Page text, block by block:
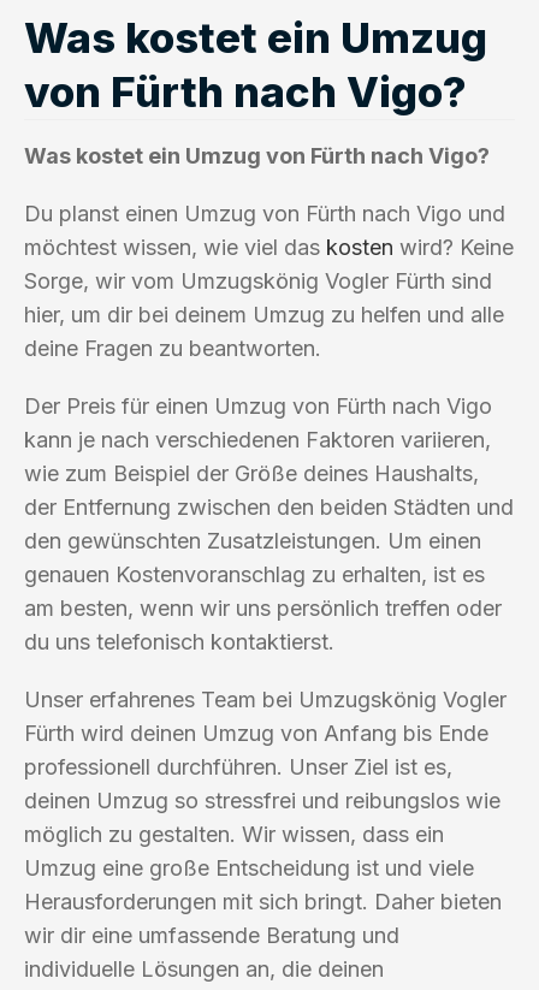
Was kostet ein Umzug
von Fürth nach Vigo?
Was kostet ein Umzug von Fürth nach Vigo?
Du planst einen Umzug von Fürth nach Vigo und
möchtest wissen, wie viel das kosten wird? Keine
Sorge, wir vom Umzugskönig Vogler Fürth sind
hier, um dir bei deinem Umzug zu helfen und alle
deine Fragen zu beantworten.
Der Preis für einen Umzug von Fürth nach Vigo
kann je nach verschiedenen Faktoren variieren,
wie zum Beispiel der Größe deines Haushalts,
der Entfernung zwischen den beiden Städten und
den gewünschten Zusatzleistungen. Um einen
genauen Kostenvoranschlag zu erhalten, ist es
am besten, wenn wir uns persönlich treffen oder
du uns telefonisch kontaktierst.
Unser erfahrenes Team bei Umzugskönig Vogler
Fürth wird deinen Umzug von Anfang bis Ende
professionell durchführen. Unser Ziel ist es,
deinen Umzug so stressfrei und reibungslos wie
möglich zu gestalten. Wir wissen, dass ein
Umzug eine große Entscheidung ist und viele
Herausforderungen mit sich bringt. Daher bieten
wir dir eine umfassende Beratung und
individuelle Lösungen an, die deinen